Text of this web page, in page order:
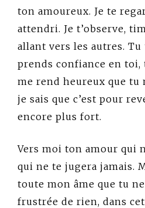
ton amoureux. Je te
attendri. Je t’observe,
allant vers les autres. Tu
prends confiance en toi,
me rend heureux que tu
je sais que c’est pour
encore plus fort.
Vers moi ton amour qui
qui ne te jugera jamais.
toute mon âme que tu
frustrée de rien, dans